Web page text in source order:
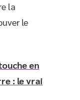
la
le
en
: le vrai